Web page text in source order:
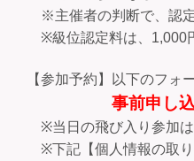
※主催者の判断で、認
※級位認定料は、1,000
【参加予約】以下のフォ
事前申し
※当日の飛び入り参加は
※下記【個人情報の取り